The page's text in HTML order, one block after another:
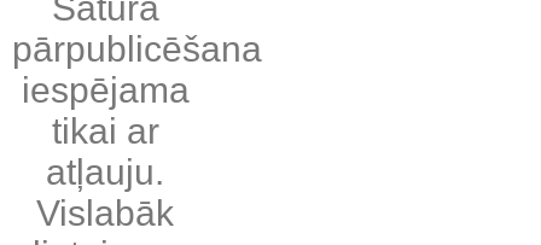
pārpublicēšana
iespējama
tikai ar
atļauju.
Vislabāk